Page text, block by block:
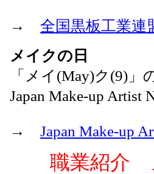
→ 全国黒板工業連
メイクの日
「メイ(May)ク(9)」
Japan Make-up Artist
→ Japan Make-up
職業紹介